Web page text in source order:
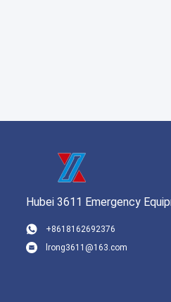
Hubei 3611 Emergency
+8618162692376
lrong3611@163.com